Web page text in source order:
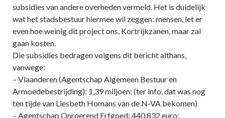
subsidies van andere overheden vermeld. Het is duidelijk
wat het stadsbestuur hiermee wil zeggen: mensen, let er
even hoe weinig dit project ons, Kortrijkzanen, maar zal
gaan kosten.
Die subsidies bedragen volgens dit bericht althans,
vanwege:
– Vlaanderen (Agentschap Algemeen Bestuur en
Armoedebestrijding): 1,39 miljoen; (ter info, dat was nog
ten tijde van Liesbeth Homans van de N-VA bekomen)
– Agentschap Onroerend Erfgoed: 440.832 euro;